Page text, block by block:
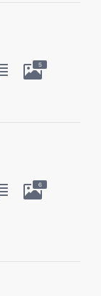
5
6